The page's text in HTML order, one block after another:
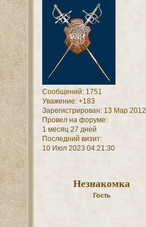
Сообщений:1751
Уважение: +183
Зарегистрирован: 13 Мар 2012
Провел на форуме:
1 месяц 27 дней
Последний визит:
10 Июл 2023 04:21:30
Незнакомка
Гость